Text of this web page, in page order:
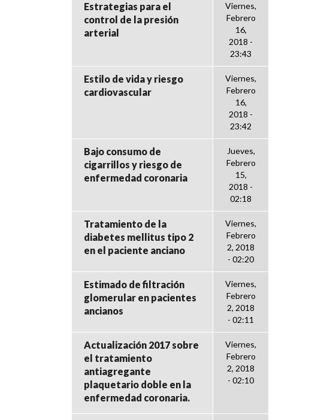
Estrategias para el
control de la presión
arterial
Viernes,
Febrero
16,
2018 -
23:43
Estilo de vida y riesgo
cardiovascular
Viernes,
Febrero
16,
2018 -
23:42
Bajo consumo de
cigarrillos y riesgo de
enfermedad coronaria
Jueves,
Febrero
15,
2018 -
02:18
Tratamiento de la
diabetes mellitus tipo 2
en el paciente anciano
Viernes,
Febrero
2, 2018
- 02:20
Estimado de filtración
glomerular en pacientes
ancianos
Viernes,
Febrero
2, 2018
- 02:11
Actualización 2017 sobre
el tratamiento
antiagregante
plaquetario doble en la
enfermedad coronaria.
Viernes,
Febrero
2, 2018
- 02:10